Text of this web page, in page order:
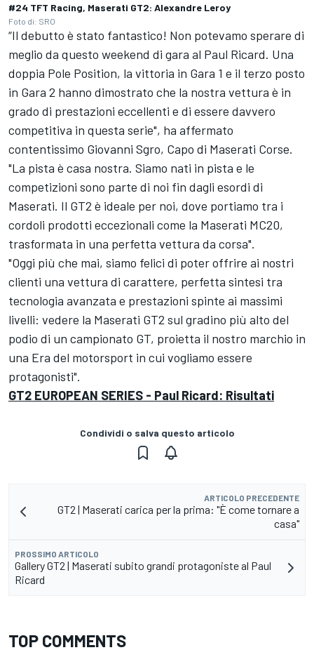
#24 TFT Racing, Maserati GT2: Alexandre Leroy
Foto di: SRO
“Il debutto è stato fantastico! Non potevamo sperare di
meglio da questo weekend di gara al Paul Ricard. Una
doppia Pole Position, la vittoria in Gara 1 e il terzo posto
in Gara 2 hanno dimostrato che la nostra vettura è in
grado di prestazioni eccellenti e di essere davvero
competitiva in questa serie", ha affermato
contentissimo Giovanni Sgro, Capo di Maserati Corse.
"La pista è casa nostra. Siamo nati in pista e le
competizioni sono parte di noi fin dagli esordi di
Maserati. Il GT2 è ideale per noi, dove portiamo tra i
cordoli prodotti eccezionali come la Maserati MC20,
trasformata in una perfetta vettura da corsa".
"Oggi più che mai, siamo felici di poter offrire ai nostri
clienti una vettura di carattere, perfetta sintesi tra
tecnologia avanzata e prestazioni spinte ai massimi
livelli: vedere la Maserati GT2 sul gradino più alto del
podio di un campionato GT, proietta il nostro marchio in
una Era del motorsport in cui vogliamo essere
protagonisti".
GT2 EUROPEAN SERIES - Paul Ricard: Risultati
Condividi o salva questo articolo
ARTICOLO PRECEDENTE
GT2 | Maserati carica per la prima: "È come tornare a
casa"
PROSSIMO ARTICOLO
Gallery GT2 | Maserati subito grandi protagoniste al Paul
Ricard
TOP COMMENTS